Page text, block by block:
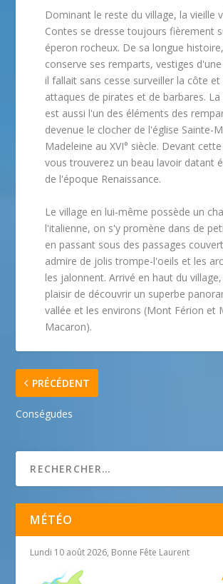
Dominant le reste du village, la vieille
Contes se dresse toujours fièrement
éperon rocheux. De sa longue
conserve ses remparts, vestiges
il fallait sans cesse surveiller la côte et
attaques de pirates et de barbares.
est aussi l'un des éléments des
devenue le clocher de l'église Sainte-
Madeleine au XVI° siècle. Devant
vous trouverez un beau lavoir datant
de l'époque Renaissance.
Le village en lui-même possède un
l'italienne, on s'y promène dans de
en passant sous des passages
admire de jolis trompe-l'oeils et les
les jalonnent. Arrivé en haut du
plaisir de découvrir un superbe
vallée et les environs (Mont Férion et
Macaron).
PRÉCÉDENT
Conségudes
MÉTÉO
Lundi 10 août 2026, Bonne Fête Laurent